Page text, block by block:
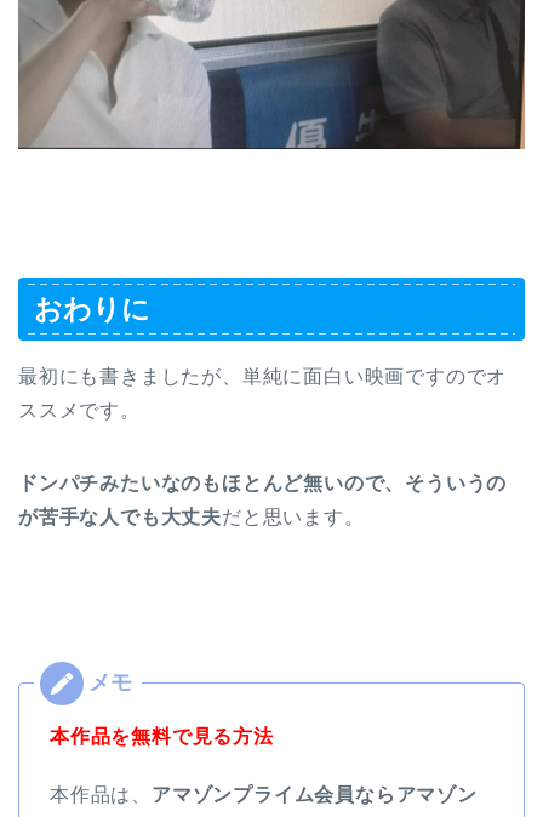
おわりに
最初にも書きましたが、単純に面白い映画ですのでオ
ススメです。
ドンパチみたいなのもほとんど無いので、そういうの
が苦手な人でも大丈夫だと思います。
本作品を無料で見る方法
本作品は、 アマゾンプライム会員ならアマゾン